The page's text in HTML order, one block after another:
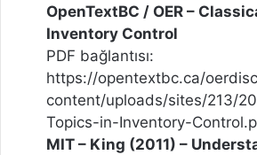
OpenTextBC / OER –
Inventory Control
PDF bağlantısı:
https://opentextbc.ca/
content/uploads/sites/213/
Topics-in-Inventory-
MIT – King (2011) –